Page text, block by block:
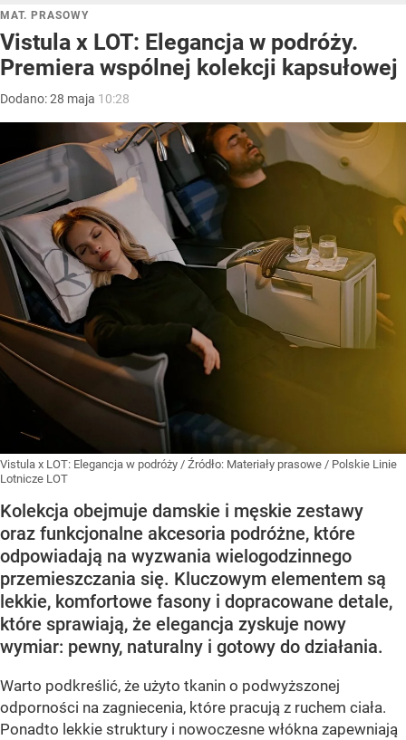
MAT. PRASOWY
Vistula x LOT: Elegancja w podróży.
Premiera wspólnej kolekcji kapsułowej
Dodano:28 maja 10:28
Vistula x LOT: Elegancja w podróży / Źródło: Materiały prasowe / Polskie Linie
Lotnicze LOT
Kolekcja obejmuje damskie i męskie zestawy
oraz funkcjonalne akcesoria podróżne, które
odpowiadają na wyzwania wielogodzinnego
przemieszczania się. Kluczowym elementem są
lekkie, komfortowe fasony i dopracowane detale,
które sprawiają, że elegancja zyskuje nowy
wymiar: pewny, naturalny i gotowy do działania.
Warto podkreślić, że użyto tkanin o podwyższonej
odporności na zagniecenia, które pracują z ruchem ciała.
Ponadto lekkie struktury i nowoczesne włókna zapewniają